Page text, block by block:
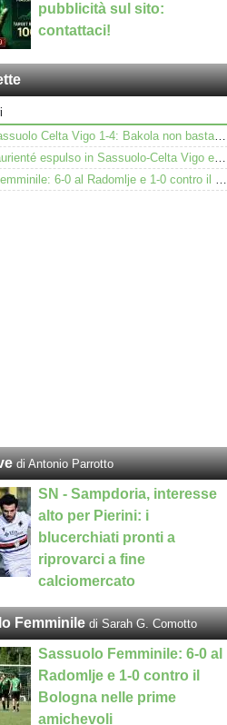
pubblicità sul sito:
contattaci!
VIDEO - Sassuolo Celta Vigo 1-4: Bakola non basta. Espulso Laurienté
VIDEO - Laurienté espulso in Sassuolo-Celta Vigo e rissa: cosa è successo
Sassuolo Femminile: 6-0 al Radomlje e 1-0 contro il Bologna nelle prime amichevoli
di Antonio Parrotto
SN - Sampdoria, interesse
alto per Pierini: i
blucerchiati pronti a
riprovarci a fine
calciomercato
Femminile di Sarah G. Comotto
Sassuolo Femminile: 6-0 al
Radomlje e 1-0 contro il
Bologna nelle prime
amichevoli